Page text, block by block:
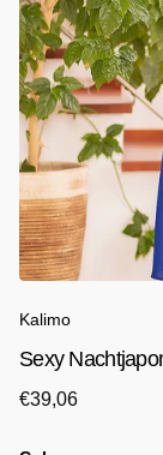
Kalimo
Sexy
€39,06